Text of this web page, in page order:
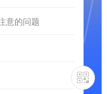
意的问题